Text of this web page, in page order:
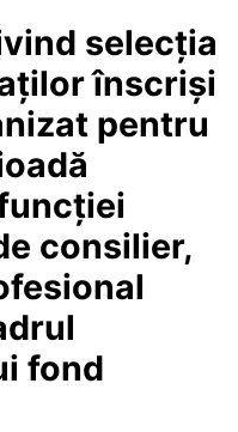
selecția
înscriși
pentru
consilier,
fond